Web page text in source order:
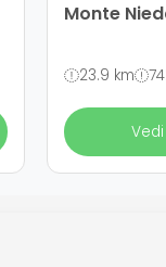
Monte
23.9 km